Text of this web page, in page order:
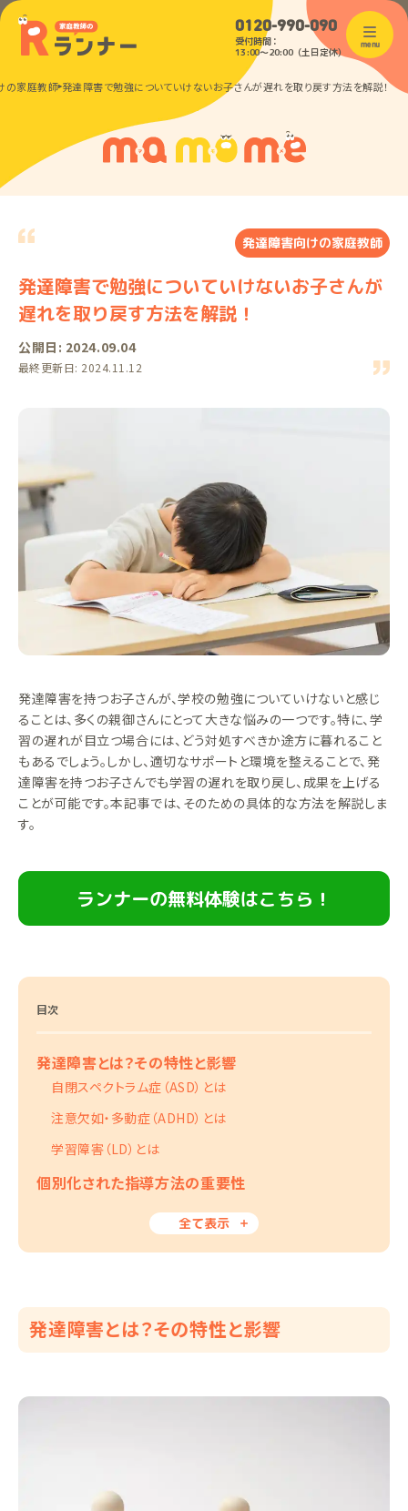
0120-990-090
受付時間：
13:00〜20:00（土日定休）
menu
の家庭教師 発達障害で勉強についていけないお子さんが遅れを取り戻す方法を解説！
発達障害向けの家庭教師
発達障害で勉強についていけないお子さんが
遅れを取り戻す方法を解説！
公開日: 2024.09.04
最終更新日: 2024.11.12
発達障害を持つお子さんが、学校の勉強についていけないと感じ
ることは、多くの親御さんにとって大きな悩みの一つです。特に、学
習の遅れが目立つ場合には、どう対処すべきか途方に暮れること
もあるでしょう。しかし、適切なサポートと環境を整えることで、発
達障害を持つお子さんでも学習の遅れを取り戻し、成果を上げる
ことが可能です。本記事では、そのための具体的な方法を解説しま
す。
ランナーの無料体験はこちら！
目次
発達障害とは？その特性と影響
自閉スペクトラム症（ASD）とは
注意欠如・多動症（ADHD）とは
学習障害（LD）とは
個別化された指導方法の重要性
全て表示
発達障害とは？その特性と影響